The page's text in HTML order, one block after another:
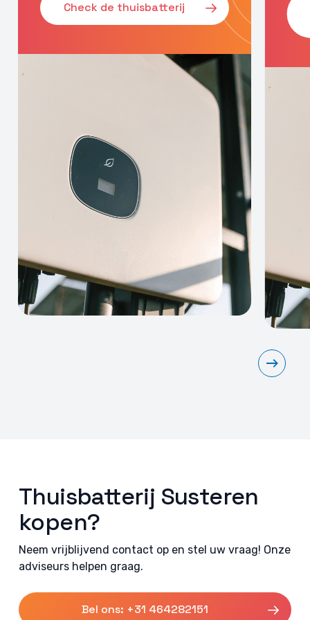
Check de thuisbatterij
Thuisbatterij Susteren
kopen?
Neem vrijblijvend contact op en stel uw vraag! Onze
adviseurs helpen graag.
Bel ons: +31 464282151